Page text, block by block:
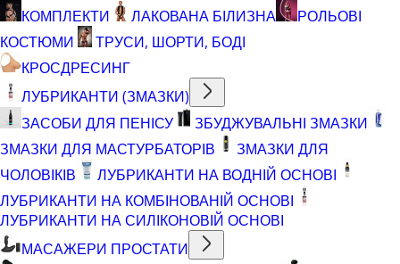
КОМПЛЕКТИ
ЛАКОВАНА БІЛИЗНА
РОЛЬОВІ
КОСТЮМИ
ТРУСИ, ШОРТИ, БОДІ
КРОСДРЕСИНГ
ЛУБРИКАНТИ (ЗМАЗКИ)
ЗАСОБИ ДЛЯ ПЕНІСУ
ЗБУДЖУВАЛЬНІ ЗМАЗКИ
ЗМАЗКИ ДЛЯ МАСТУРБАТОРІВ
ЗМАЗКИ ДЛЯ
ЧОЛОВІКІВ
ЛУБРИКАНТИ НА ВОДНІЙ ОСНОВІ
ЛУБРИКАНТИ НА КОМБІНОВАНІЙ ОСНОВІ
ЛУБРИКАНТИ НА СИЛІКОНОВІЙ ОСНОВІ
МАСАЖЕРИ ПРОСТАТИ